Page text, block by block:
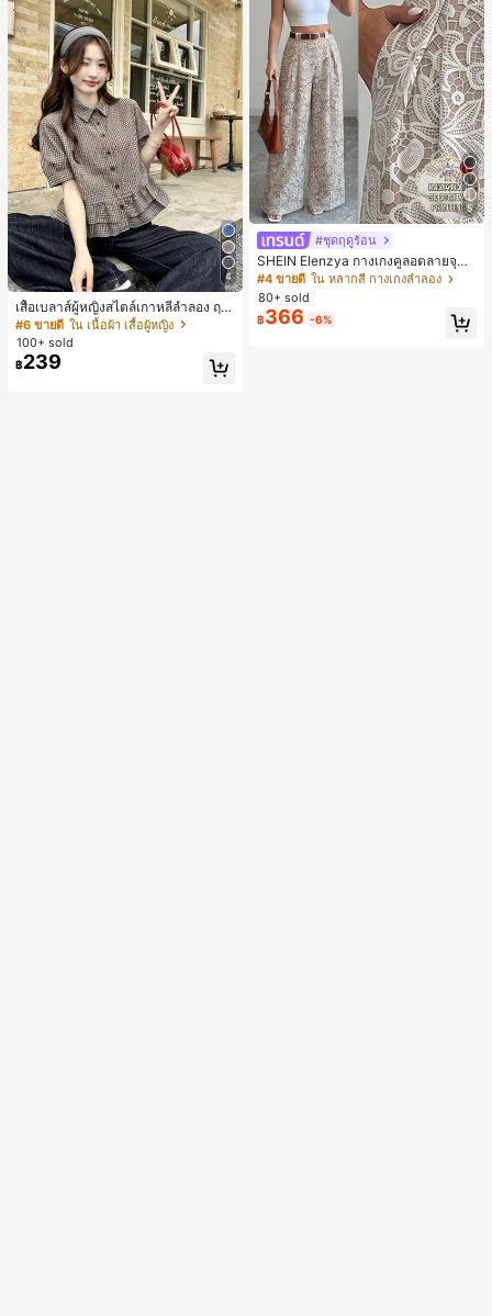
4
เสื้อเบลาส์ผู้หญิงสไตล์เกาหลีลำลอง ฤดู
ใบไม้ผลิ/ฤดูร้อนใหม่ ชายระบาย ชิคแล
ะหรูหรา
#6 ขายดี ใน เนื้อผ้า เสื้อผู้หญิง
100+ sold
฿239
5
#ชุดฤดูร้อน
SHEIN Elenzya กางเกงคูลอตลายจุดเ
อวสูงแบบใหม่สำหรับฤดูใบไม้ผลิ/ฤดูร้อ
น, สไตล์หรูหราเหมาะสำหรับใส่ในชีวิต
ประจำวันและทำงาน, ให้ความรู้สึกวินเ
ทจสำหรับฤดูรับปริญญา, เทศกาลดนตร
ี, การแข่งม้าดาร์บี้, วันประกาศอิสรภาพ
#4 ขายดี ใน หลากสี กางเกงลำลอง
80+ sold
฿366 -6%